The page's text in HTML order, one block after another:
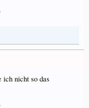
nicht so das